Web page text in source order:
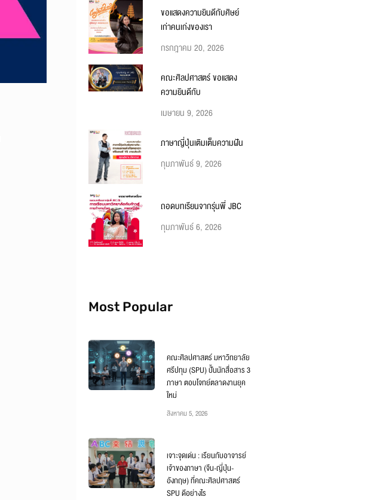
ขอแสดงความยินดีกับศิษย์
เก่าคนเก่งของเรา
กรกฎาคม 20, 2026
คณะศิลปศาสตร์ ขอแสดง
ความยินดีกับ
เมษายน 9, 2026
ภาษาญี่ปุ่นเติมเต็มความฝัน
กุมภาพันธ์ 9, 2026
ถอดบทเรียนจากรุ่นพี่ JBC
กุมภาพันธ์ 6, 2026
Most Popular
คณะศิลปศาสตร์ มหาวิทยาลัย
ศรีปทุม (SPU) ปั้นนักสื่อสาร 3
ภาษา ตอบโจทย์ตลาดงานยุค
ใหม่
สิงหาคม 5, 2026
เจาะจุดเด่น : เรียนกับอาจารย์
เจ้าของภาษา (จีน-ญี่ปุ่น-
อังกฤษ) ที่คณะศิลปศาสตร์
SPU ดีอย่างไร